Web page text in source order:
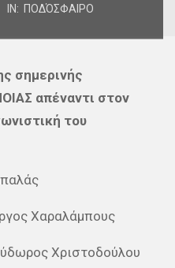
IN: ΠΟΔΌΣΦΑΙΡΟ
σημερινής
απέναντι στον
του
Χαραλάμπους
Χριστοδούλου